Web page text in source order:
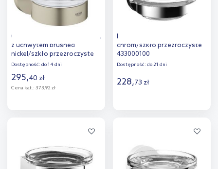
Grohe Essentials mydelniczka
z uchwytem brushed
nickel/szkło przezroczyste
40444EN1
Dostępność: do 14 dni
295,40 zł
Cena kat.: 373,92 zł
porównania
Emco Round mydelniczka
chrom/szkło przezroczyste
433000100
Dostępność: do 21 dni
228,73 zł
porównania